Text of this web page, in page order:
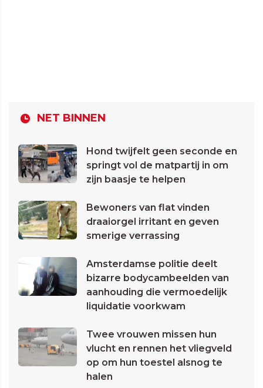
NET BINNEN
Hond twijfelt geen seconde en
springt vol de matpartij in om
zijn baasje te helpen
Bewoners van flat vinden
draaiorgel irritant en geven
smerige verrassing
Amsterdamse politie deelt
bizarre bodycambeelden van
aanhouding die vermoedelijk
liquidatie voorkwam
Twee vrouwen missen hun
vlucht en rennen het vliegveld
op om hun toestel alsnog te
halen